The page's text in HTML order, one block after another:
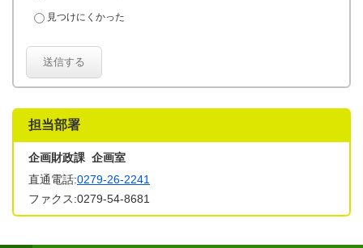
見つけにくかった
送信する
担当部署
企画財政課 企画室
直通電話:0279-26-2241
ファクス:0279-54-8681